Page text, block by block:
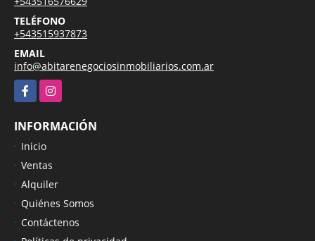
TELÉFONO
+543515937873
EMAIL
info@abitarenegociosinmobiliarios.com.ar
FacebookInstagram
INFORMACIÓN
Inicio
Ventas
Alquiler
Quiénes Somos
Contáctenos